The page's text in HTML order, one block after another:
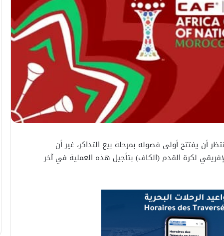
للأمم بالمغرب 2025 كان يُنتظر أن يفتتح أولى فصوله بمرحلة بيع التذاكر، غير أن
لكرة القدم (الكاف) بتأجيل هذه العملية في آخر